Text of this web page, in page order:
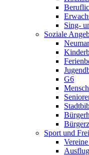
Sing-
Soziale
G6
Sport und